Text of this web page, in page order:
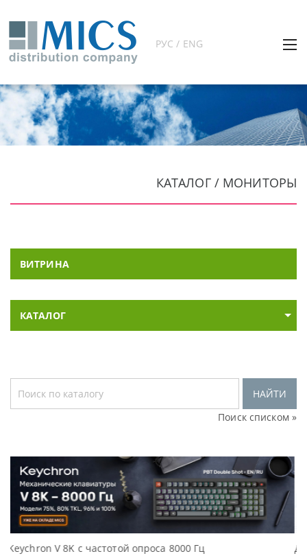
РУС / ENG
КАТАЛОГ / МОНИТОРЫ
ВИТРИНА
КАТАЛОГ
НАЙТИ
Поиск списком »
Доступные решения начального уровня,